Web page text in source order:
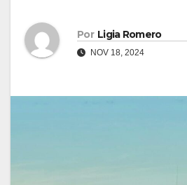
Por Ligia Romero
NOV 18, 2024